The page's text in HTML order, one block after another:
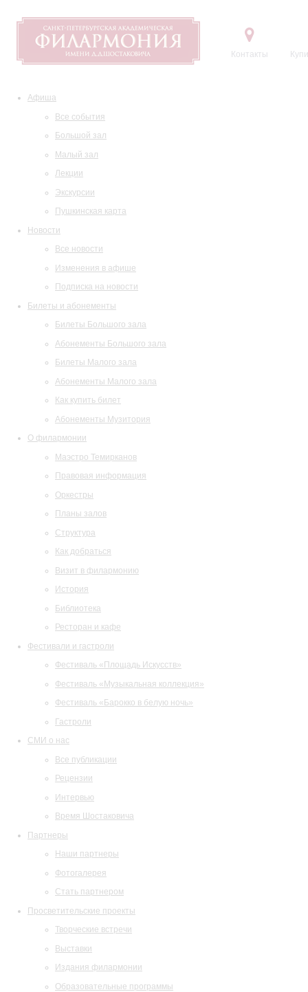
Контакты
Афиша
Все события
Большой зал
Малый зал
Лекции
Экскурсии
Пушкинская карта
Новости
Все новости
Изменения в афише
Подписка на новости
Билеты и абонементы
Билеты Большого зала
Абонементы Большого зала
Билеты Малого зала
Абонементы Малого зала
Как купить билет
Абонементы Музитория
О филармонии
Маэстро Темирканов
Правовая информация
Оркестры
Планы залов
Структура
Как добраться
Визит в филармонию
История
Библиотека
Ресторан и кафе
Фестивали и гастроли
Фестиваль «Площадь Искусств»
Фестиваль «Музыкальная коллекция»
Фестиваль «Барокко в белую ночь»
Гастроли
СМИ о нас
Все публикации
Рецензии
Интервью
Время Шостаковича
Партнеры
Наши партнеры
Фотогалерея
Стать партнером
Просветительские проекты
Творческие встречи
Выставки
Издания филармонии
Образовательные программы